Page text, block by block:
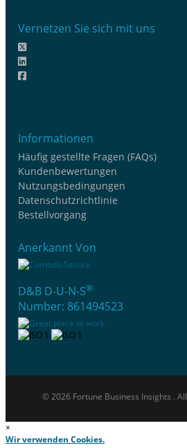
Vernetzen Sie sich mit uns
Informationen
Häufig gestellte Fragen (FAQs)
Kundenbewertungen
Nutzungsbedingungen
Datenschutzrichtlinie
Bestellvorgang
Anerkannt Von
D&B D-U-N-S®
Number: 861494523
© 2026 Fortune Business Insights .
×
Wir verwenden Cookies.